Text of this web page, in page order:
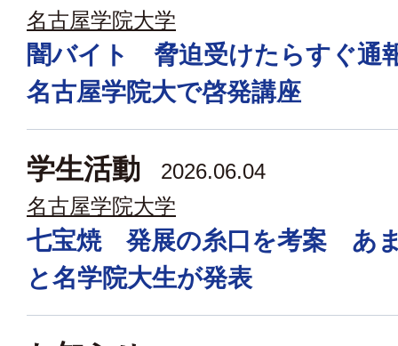
名古屋学院大学
闇バイト 脅迫受けたらすぐ
名古屋学院大で啓発講座
学生活動
2026.06.04
名古屋学院大学
七宝焼 発展の糸口を考案 あ
と名学院大生が発表